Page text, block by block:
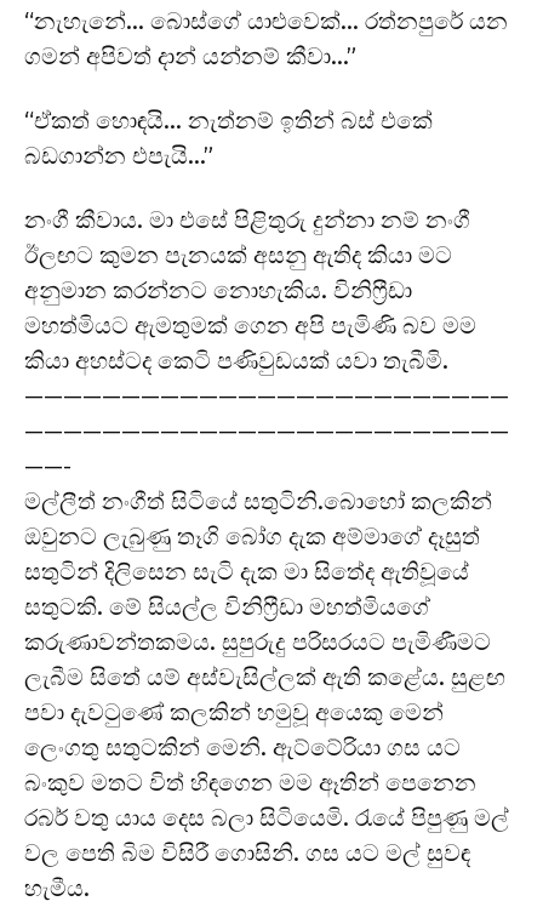
“නැහැනේ… බොස්ගේ යාළුවෙක්… රත්නපුරේ යන
ගමන් අපිවත් දාන් යන්නම් කීවා…”
“ඒකත් හොඳයි… නැත්නම් ඉතින් බස් එකේ
බඩගාන්න එපැයි…”
නංගී කීවාය. මා එසේ පිළිතුරු දුන්නා නම් නංගී
ඊලඟට කුමන පැනයක් අසනු ඇතිද කියා මට
අනුමාන කරන්නට නොහැකිය. විනිෆ්‍රීඩා
මහත්මියට ඇමතුමක් ගෙන අපි පැමිණි බව මම
කියා අහස්ටද කෙටි පණිවුඩයක් යවා තැබීමි.
—————————————————————————
—————————————————————————
——-
මල්ලීත් නංගීත් සිටියේ සතුටිනි.බොහෝ කලකින්
ඔවුනට ලැබුණු තෑගි බෝග දැක අම්මාගේ දෑසුත්
සතුටින් දිලිසෙන සැටි දැක මා සිතේද ඇතිවූයේ
සතුටකි. මේ සියල්ල විනිෆ්‍රීඩා මහත්මියගේ
කරුණාවන්තකමය. සුපුරුදු පරිසරයට පැමිණීමට
ලැබීම සිතේ යම් අස්වැසිල්ලක් ඇති කළේය. සුළඟ
පවා දැවටුණේ කලකින් හමුවූ අයෙකු මෙන්
ලෙංගතු සතුටකින් මෙනි. ඇට්ටේරියා ගස යට
බංකුව මතට විත් හිඳගෙන මම ඈතින් පෙනෙන
රබර් වතු යාය දෙස බලා සිටියෙමි. රැයේ පිපුණු මල්
වල පෙති බිම විසිරී ගොසිනි. ගස යට මල් සුවඳ
හැමීය.